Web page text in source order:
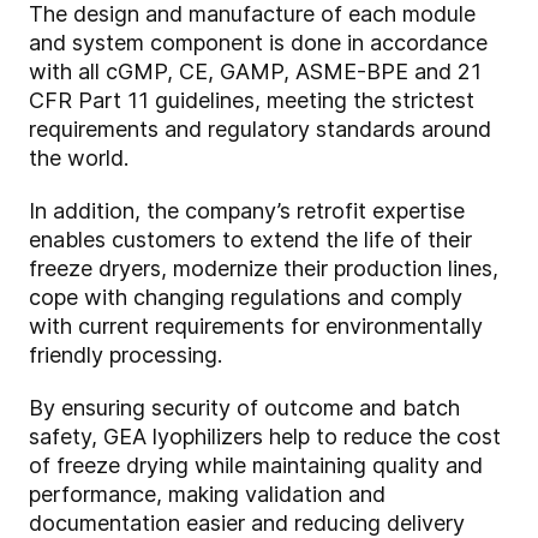
The design and manufacture of each module
and system component is done in accordance
with all cGMP, CE, GAMP, ASME-BPE and 21
CFR Part 11 guidelines, meeting the strictest
requirements and regulatory standards around
the world.
In addition, the company’s retrofit expertise
enables customers to extend the life of their
freeze dryers, modernize their production lines,
cope with changing regulations and comply
with current requirements for environmentally
friendly processing.
By ensuring security of outcome and batch
safety, GEA lyophilizers help to reduce the cost
of freeze drying while maintaining quality and
performance, making validation and
documentation easier and reducing delivery